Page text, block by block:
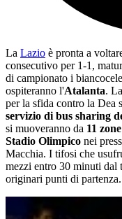
La Lazio è pronta a
consecutivo per 1-1,
di campionato i
ospiteranno l'Atalanta.
per la sfida contro la Dea
servizio di bus sharing
si muoveranno da 11
Stadio Olimpico nei
Macchia. I tifosi che
mezzi entro 30 minuti dal
originari punti di partenza.